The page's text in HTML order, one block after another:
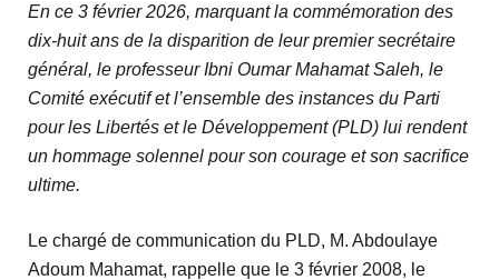
En ce 3 février 2026, marquant la commémoration des
dix-huit ans de la disparition de leur premier secrétaire
général, le professeur Ibni Oumar Mahamat Saleh, le
Comité exécutif et l’ensemble des instances du Parti
pour les Libertés et le Développement (PLD) lui rendent
un hommage solennel pour son courage et son sacrifice
ultime.
Le chargé de communication du PLD, M. Abdoulaye
Adoum Mahamat, rappelle que le 3 février 2008, le